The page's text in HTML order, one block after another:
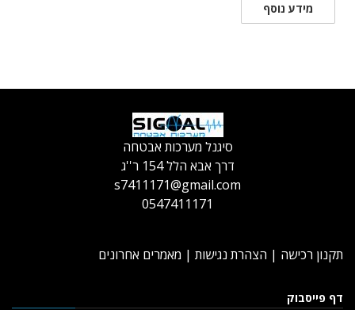
מידע נוסף
סיגנל מערכות אבטחה
דרך אבא הלל 154 ר''ג
s7411171@gmail.com
0547411171
תקנון רכישה | הצהרת נגישות | מאמרים אחרונים
דף פייסבוק